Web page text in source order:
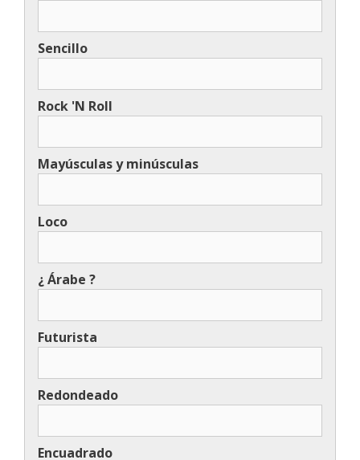
Sencillo
Rock 'N Roll
Mayúsculas y minúsculas
Loco
¿ Árabe ?
Futurista
Redondeado
Encuadrado